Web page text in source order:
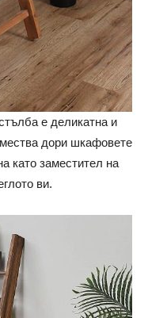
е деликатна и
дори шкафовете
като заместител на
ви.